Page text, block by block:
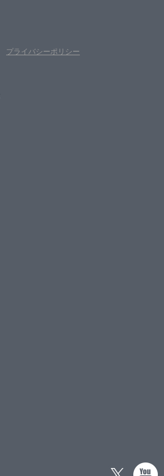
プライバシーポリシー